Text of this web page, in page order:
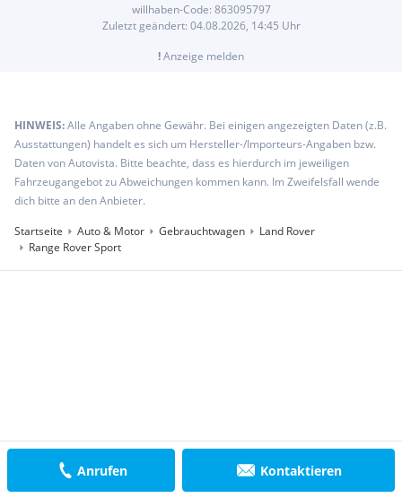
Anrufen Kontaktieren
willhaben-Code: 863095797
Zuletzt geändert: 04.08.2026, 14:45 Uhr
!Anzeige melden
HINWEIS:Alle Angaben ohne Gewähr. Bei einigen angezeigten Daten (z.B.
Ausstattungen) handelt es sich um Hersteller-/Importeurs-Angaben bzw.
Daten von Autovista. Bitte beachte, dass es hierdurch im jeweiligen
Fahrzeugangebot zu Abweichungen kommen kann. Im Zweifelsfall wende
dich bitte an den Anbieter.
Startseite
Auto & Motor Gebrauchtwagen
Land Rover
Range Rover Sport